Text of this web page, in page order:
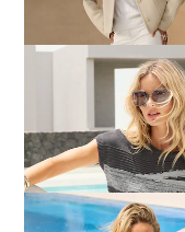
109,95 €
+20 Farben
MADELEINE
Jeans mit feinem
89,95 €109,95 €
+20 Farben